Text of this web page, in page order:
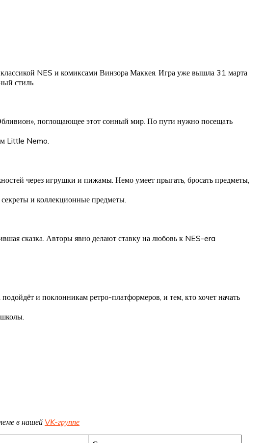
NES и комиксами Винзора Маккея. Игра уже вышла 31 марта
стиль.
поглощающее этот сонный мир. По пути нужно посещать
Little Nemo.
через игрушки и пижамы. Немо умеет прыгать, бросать предметы,
и коллекционные предметы.
сказка. Авторы явно делают ставку на любовь к NES-era
и поклонникам ретро-платформеров, и тем, кто хочет начать
в нашей VK-группе